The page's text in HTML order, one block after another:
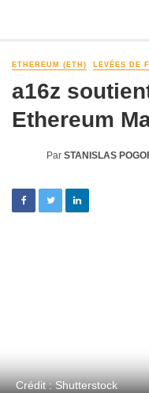
ETHEREUM (ETH) LEVÉES DE
a16z
Ethereum
Par STANISLAS
Crédit : Shutterstock